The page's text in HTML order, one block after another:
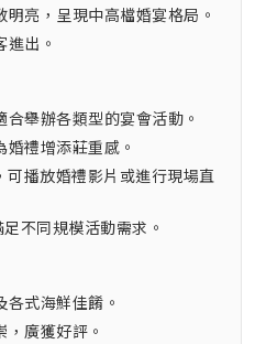
亮，呈現中高檔婚宴格局。
出。
舉辦各類型的宴會活動。
禮增添莊重感。
播放婚禮影片或進行現場直
不同規模活動需求。
式海鮮佳餚。
廣獲好評。